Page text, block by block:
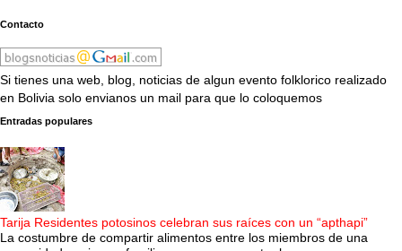
Contacto
Si tienes una web, blog, noticias de algun evento folklorico realizado
en Bolivia solo envianos un mail para que lo coloquemos
Entradas populares
Tarija Residentes potosinos celebran sus raíces con un “apthapi”
La costumbre de compartir alimentos entre los miembros de una